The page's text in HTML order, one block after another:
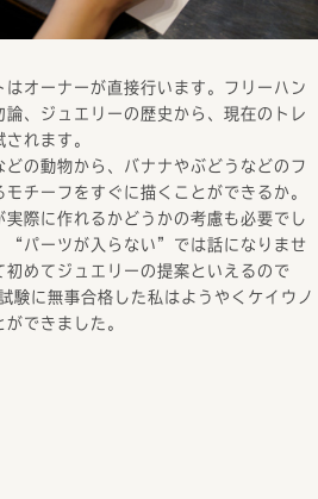
はオーナーが直接行います。フリーハン
論、ジュエリーの歴史から、現在のトレ
れます。
どの動物から、バナナやぶどうなどのフ
チーフをすぐに描くことができるか。
実際に作れるかどうかの考慮も必要でし
パーツが入らない”では話になりませ
初めてジュエリーの提案といえるので
験に無事合格した私はようやくケイウノ
できました。